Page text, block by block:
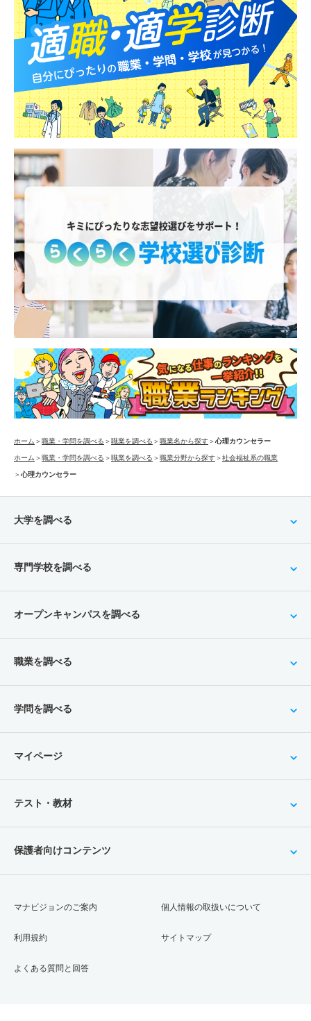
ホーム ＞職業・学問を調べる ＞職業を調べる ＞職業名から探す＞心理カウンセラー
ホーム ＞職業・学問を調べる ＞職業を調べる ＞職業分野から探す＞社会福祉系の職業
＞心理カウンセラー
大学を調べる
専門学校を調べる
オープンキャンパスを調べる
職業を調べる
学問を調べる
マイページ
テスト・教材
保護者向けコンテンツ
マナビジョンのご案内
利用規約
よくある質問と回答
個人情報の取扱いについて
サイトマップ